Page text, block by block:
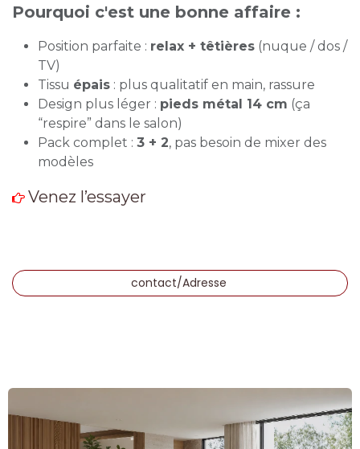
Pourquoi c'est une bonne affaire :
Position parfaite : relax + têtières (nuque / dos /
TV)
Tissu épais : plus qualitatif en main, rassure
Design plus léger : pieds métal 14 cm (ça
“respire” dans le salon)
Pack complet : 3 + 2, pas besoin de mixer des
modèles
Venez l’essayer
contact/Adresse